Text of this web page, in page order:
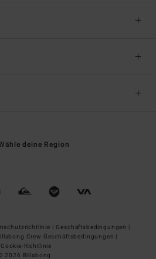
deine Region
| Geschäftsbedingungen |
Crew Geschäftsbedingungen |
Cookie-Richtlinie
2026 Billabong